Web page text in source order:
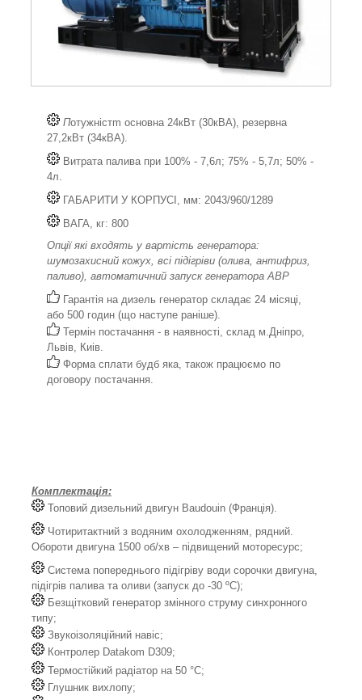
Потужністm основна 24кВт (30кВА), резервна
27,2кВт (34кВА).
Витрата палива при 100% - 7,6л; 75% - 5,7л; 50% -
4л.
ГАБАРИТИ У КОРПУСІ, мм: 2043/960/1289
ВАГА, кг: 800
Опції які входять у вартість генератора:
шумозахисний кожух, всі підігріви (олива, антифриз,
паливо), автоматичний запуск генератора АВР
Гарантія на дизель генератор складає 24 місяці,
або 500 годин (що наступе раніше).
Термін постачання - в наявності, склад м.Дніпро,
Львів, Киів.
Форма сплати будб яка, також працюємо по
договору постачання.
Комплектація:
Топовий дизельний двигун Baudouin (Франція).
Чотиритактний з водяним охолодженням, рядний.
Обороти двигуна 1500 об/хв – підвищений моторесурс;
Система попереднього підігріву води сорочки двигуна,
підігрів палива та оливи (запуск до -30 ºС);
Безщітковий генератор змінного струму синхронного
типу;
Звукоізоляційний навіс;
Контролер Datakom D309;
Термостійкий радіатор на 50 °C;
Глушник вихлопу;